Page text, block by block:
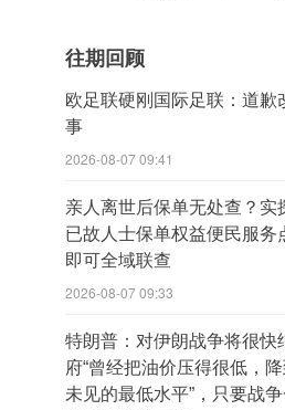
往期回顾
欧足联硬刚国际足联：道歉
事
2026-08-07 09:41
亲人离世后保单无处查？实
已故人士保单权益便民服务
即可全域联查
2026-08-07 09:33
特朗普：对伊朗战争将很快
府“曾经把油价压得很低，
未见的最低水平”，只要战